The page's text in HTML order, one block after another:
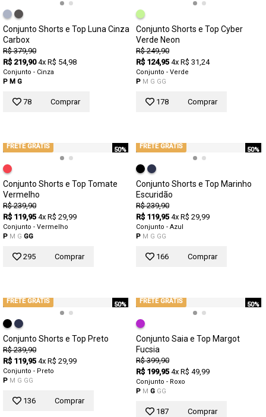
Conjunto Shorts e Top Luna Cinza
Carbox
R$ 379,90
R$ 219,90 4x R$ 54,98
Conjunto - Cinza
P M G
78 Comprar
Conjunto Shorts e Top Cyber
Verde Neon
R$ 249,90
R$ 124,95 4x R$ 31,24
Conjunto - Verde
P M G GG
178 Comprar
50%
FRETE GRÁTIS
Conjunto Shorts e Top Tomate
Vermelho
R$ 239,90
R$ 119,95 4x R$ 29,99
Conjunto - Vermelho
P M G GG
295 Comprar
50%
FRETE GRÁTIS
Conjunto Shorts e Top Marinho
Escuridão
R$ 239,90
R$ 119,95 4x R$ 29,99
Conjunto - Azul
P M G GG
166 Comprar
50%
FRETE GRÁTIS
Conjunto Shorts e Top Preto
R$ 239,90
R$ 119,95 4x R$ 29,99
Conjunto - Preto
P M G GG
136 Comprar
50%
FRETE GRÁTIS
Conjunto Saia e Top Margot
Fucsia
R$ 399,90
R$ 199,95 4x R$ 49,99
Conjunto - Roxo
P M G GG
187 Comprar